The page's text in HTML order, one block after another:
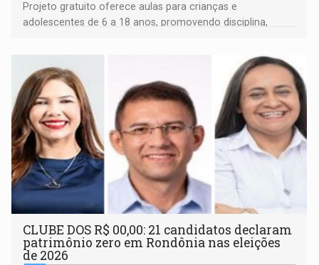
Projeto gratuito oferece aulas para crianças e
adolescentes de 6 a 18 anos, promovendo disciplina,
CLUBE DOS R$ 00,00: 21 candidatos declaram
patrimônio zero em Rondônia nas eleições
de 2026